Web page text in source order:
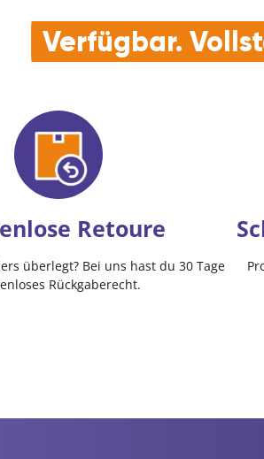
Verfügbar.
Retoure
überlegt? Bei uns hast du 30 Tage
Rückgaberecht.